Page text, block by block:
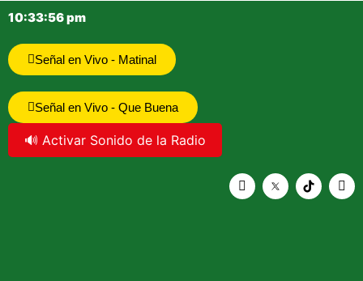
10:33:56 pm
Señal en Vivo - Matinal
Señal en Vivo - Que Buena
🔊 Activar Sonido de la Radio